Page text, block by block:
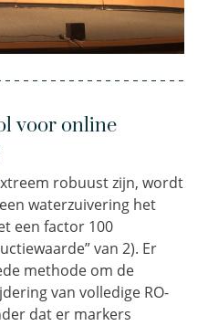
voor online
robuust zijn, wordt
waterzuivering het
een factor 100
van 2). Er
methode om de
van volledige RO-
dat er markers